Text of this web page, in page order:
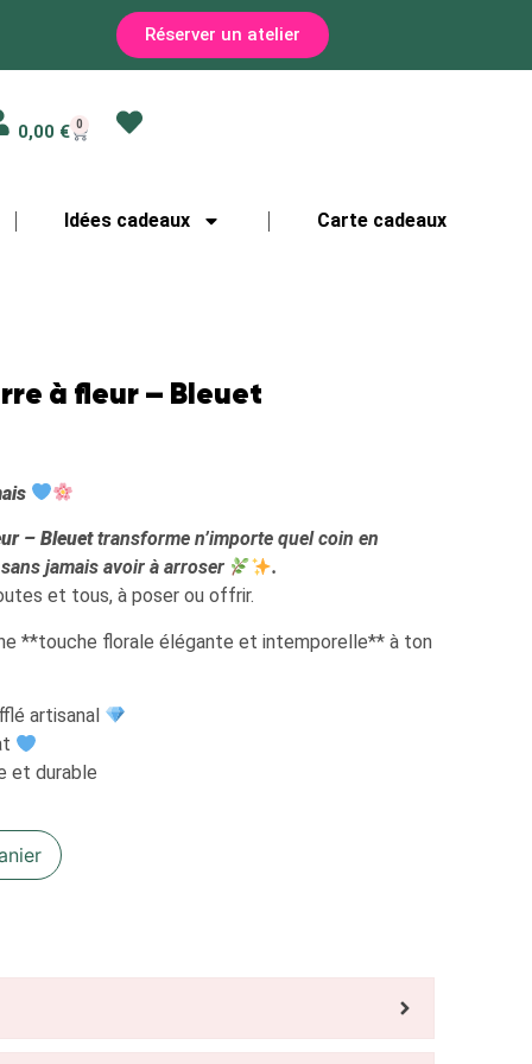
Réserver un atelier
0,00 € 0
Idées cadeaux Carte cadeaux
à fleur – Bleuet
– Bleuettransforme n’importe quel coin en
jamais avoir à arroser
.
et tous, à poser ou offrir.
**touche florale élégante et intemporelle** à ton
artisanal
et durable